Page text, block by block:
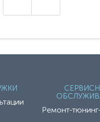
Ремонт-